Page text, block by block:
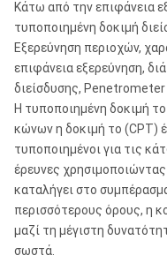
Κάτω από την επιφάνεια
τυποποιημένη δοκιμή
Εξερεύνηση περιοχών,
επιφάνεια εξερεύνηση,
διείσδυσης,
Η τυποποιημένη δοκιμή
κώνων η δοκιμή το (CPT)
τυποποιημένοι για τις
έρευνες
καταλήγει στο
περισσότερους όρους, η
μαζί τη μέγιστη
σωστά.